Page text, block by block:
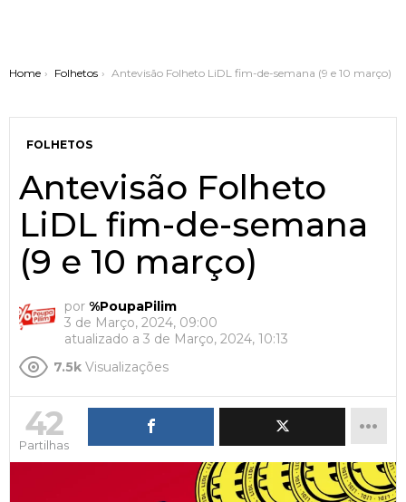
You are here:
Home Folhetos Antevisão Folheto LiDL fim-de-semana (9 e 10 março)
FOLHETOS
Antevisão Folheto
LiDL fim-de-semana
(9 e 10 março)
por %PoupaPilim
3 de Março, 2024, 09:00
atualizado a 3 de Março, 2024, 10:13
7.5k Visualizações
42
Partilhas